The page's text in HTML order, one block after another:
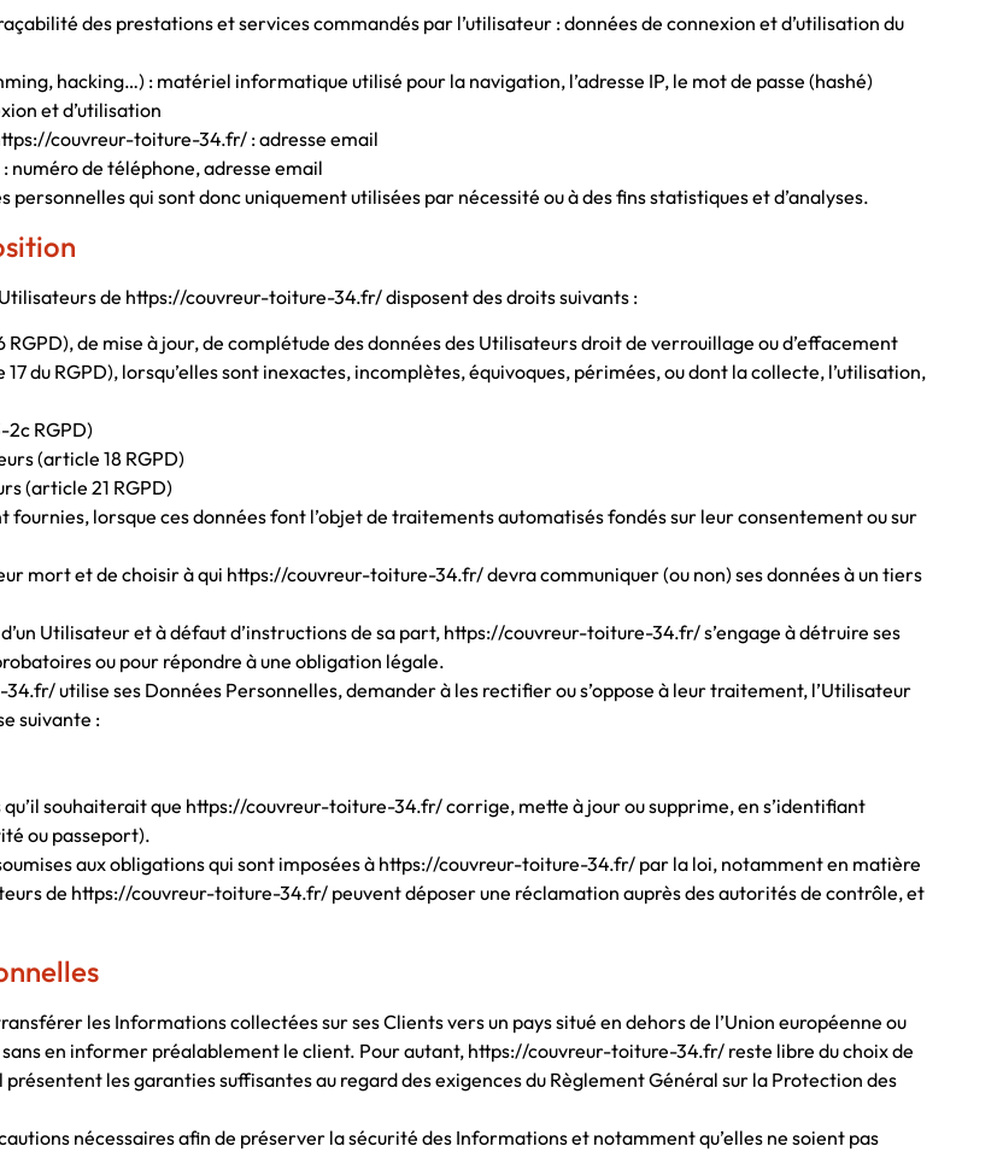
des prestations et services commandés par l’utilisateur : données de connexion et d’utilisation du
hacking…) : matériel informatique utilisé pour la navigation, l’adresse IP, le mot de passe (hashé)
et d’utilisation
couvreur-toiture-34.fr/ : adresse email
numéro de téléphone, adresse email
qui sont donc uniquement utilisées par nécessité ou à des fins statistiques et d’analyses.
de https://couvreur-toiture-34.fr/ disposent des droits suivants :
de mise à jour, de complétude des données des Utilisateurs droit de verrouillage ou d’effacement
du RGPD), lorsqu’elles sont inexactes, incomplètes, équivoques, périmées, ou dont la collecte, l’utilisation,
RGPD)
(article 18 RGPD)
(article 21 RGPD)
lorsque ces données font l’objet de traitements automatisés fondés sur leur consentement ou sur
mort et de choisir à qui https://couvreur-toiture-34.fr/ devra communiquer (ou non) ses données à un tiers
Utilisateur et à défaut d’instructions de sa part, https://couvreur-toiture-34.fr/ s’engage à détruire ses
ou pour répondre à une obligation légale.
utilise ses Données Personnelles, demander à les rectifier ou s’oppose à leur traitement, l’Utilisateur
suivante :
souhaiterait que https://couvreur-toiture-34.fr/ corrige, mette à jour ou supprime, en s’identifiant
ou passeport).
aux obligations qui sont imposées à https://couvreur-toiture-34.fr/ par la loi, notamment en matière
de https://couvreur-toiture-34.fr/ peuvent déposer une réclamation auprès des autorités de contrôle, et
les Informations collectées sur ses Clients vers un pays situé en dehors de l’Union européenne ou
en informer préalablement le client. Pour autant, https://couvreur-toiture-34.fr/ reste libre du choix de
les garanties suffisantes au regard des exigences du Règlement Général sur la Protection des
nécessaires afin de préserver la sécurité des Informations et notamment qu’elles ne soient pas